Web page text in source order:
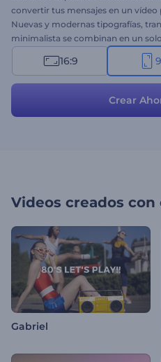
convertir tus mensajes en un
Nuevas y modernas tipografías,
minimalista se combinan en un
proyectos de tu marca sean
multimedia y no olvides agregar
empresas, presentar diapositivas,
16:9
Crear
Videos creados
Gabriel